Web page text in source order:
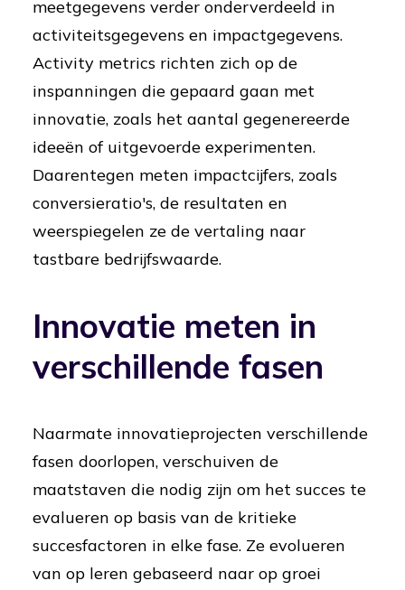
meetgegevens verder onderverdeeld in
activiteitsgegevens en impactgegevens.
Activity metrics richten zich op de
inspanningen die gepaard gaan met
innovatie, zoals het aantal gegenereerde
ideeën of uitgevoerde experimenten.
Daarentegen meten impactcijfers, zoals
conversieratio's, de resultaten en
weerspiegelen ze de vertaling naar
tastbare bedrijfswaarde.
Innovatie meten in
verschillende fasen
Naarmate innovatieprojecten verschillende
fasen doorlopen, verschuiven de
maatstaven die nodig zijn om het succes te
evalueren op basis van de kritieke
succesfactoren in elke fase. Ze evolueren
van op leren gebaseerd naar op groei